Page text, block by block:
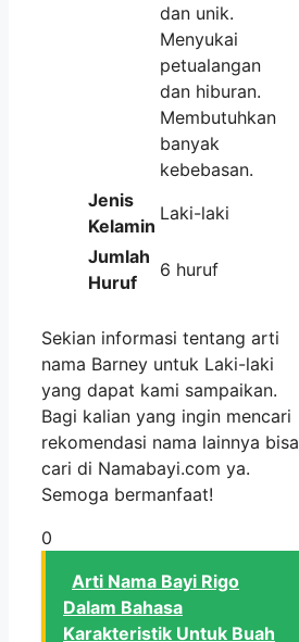
dan unik.
Menyukai
petualangan
dan hiburan.
Membutuhkan
banyak
kebebasan.
Jenis
Kelamin
Laki-laki
Jumlah
Huruf
6 huruf
Sekian informasi tentang arti
nama Barney untuk Laki-laki
yang dapat kami sampaikan.
Bagi kalian yang ingin mencari
rekomendasi nama lainnya bisa
cari di Namabayi.com ya.
Semoga bermanfaat!
0
Arti Nama Bayi Rigo
Dalam Bahasa
Karakteristik Untuk Buah